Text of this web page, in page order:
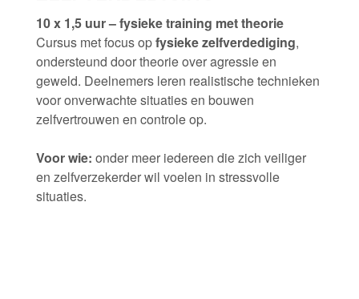
10 x 1,5 uur – fysieke training met theorie
Cursus met focus opfysieke zelfverdediging,
ondersteund door theorie over agressie en
geweld. Deelnemers leren realistische technieken
voor onverwachte situaties en bouwen
zelfvertrouwen en controle op.
Voor wie: onder meer iedereen die zich veiliger
en zelfverzekerder wil voelen in stressvolle
situaties.